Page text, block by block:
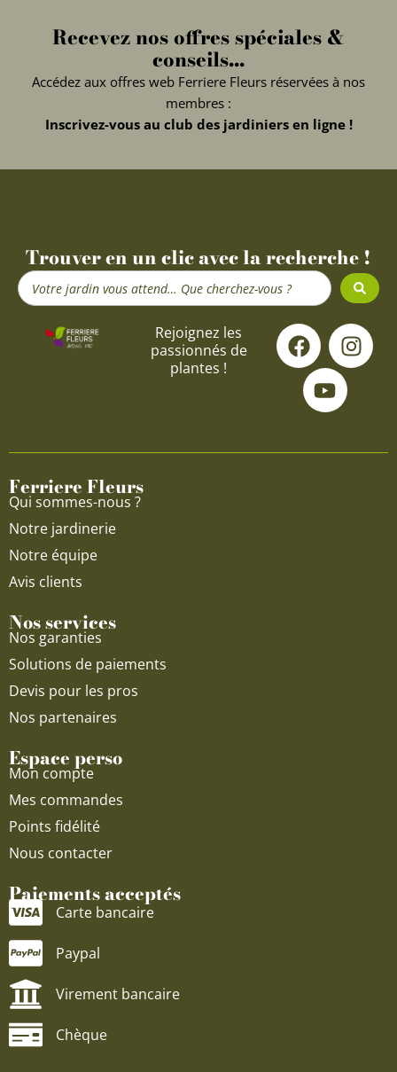
Recevez nos offres spéciales &
conseils...
Accédez aux offres web Ferriere Fleurs réservées à nos
membres :
Inscrivez-vous au club des jardiniers en ligne !
Trouver en un clic avec la recherche !
Search
...
Rejoignez les
passionnés de
plantes !
F
a
c
e
o
I
n
s
g
Y
o
u
t
u
b
Ferriere Fleurs
Qui sommes-nous ?
Notre jardinerie
Notre équipe
Avis clients
Nos services
Nos garanties
Solutions de paiements
Devis pour les pros
Nos partenaires
Espace perso
Mon compte
Mes commandes
Points fidélité
Nous contacter
Paiements acceptés
Carte bancaire
Paypal
Virement bancaire
Chèque